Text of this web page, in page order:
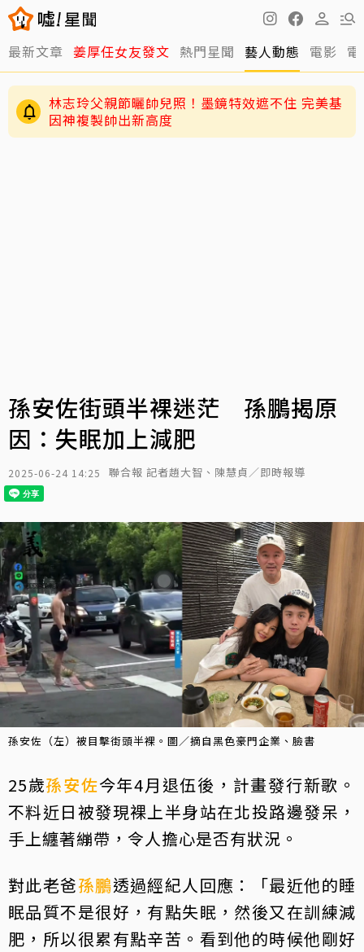
最新文章 姜厚任女友發文 熱門星聞 藝人動態 電影
林志玲父親節曬帥兒照！墨鏡特效遮不住 完美基
因神複製帥出新高度
孫安佐街頭半裸迷茫 孫鵬揭原
因：失眠加上減肥
2025-06-24 14:25 聯合報 記者趙大智、陳慧貞／即時報導
孫安佐（左）被目擊街頭半裸。圖／摘自黑色豪門企業、臉書
25歲孫安佐今年4月退伍後，計畫發行新歌。
不料近日被發現裸上半身站在北投路邊發呆，
手上纏著繃帶，令人擔心是否有狀況。
對此老爸孫鵬透過經紀人回應：「最近他的睡
眠品質不是很好，有點失眠，然後又在訓練減
肥，所以很累有點辛苦。看到他的時候他剛好